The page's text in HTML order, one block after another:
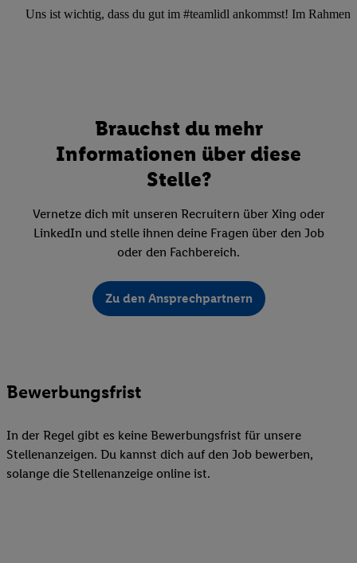
Uns ist wichtig, dass du gut im #teamlidl ankommst! Im Rahmen
Brauchst du mehr
Informationen über diese
Stelle?
Vernetze dich mit unseren Recruitern über Xing oder
LinkedIn und stelle ihnen deine Fragen über den Job
oder den Fachbereich.
Zu den Ansprechpartnern
Bewerbungsfrist
In der Regel gibt es keine Bewerbungsfrist für unsere
Stellenanzeigen. Du kannst dich auf den Job bewerben,
solange die Stellenanzeige online ist.